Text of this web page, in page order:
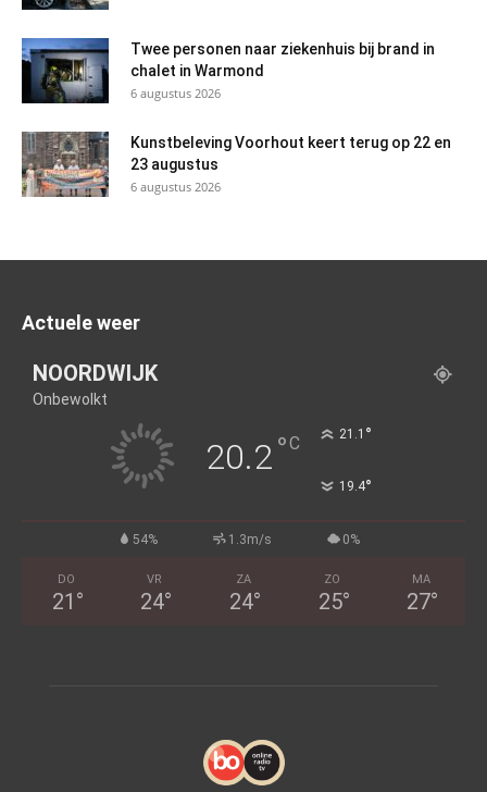
Twee personen naar ziekenhuis bij brand in
chalet in Warmond
6 augustus 2026
Kunstbeleving Voorhout keert terug op 22 en
23 augustus
6 augustus 2026
Actuele weer
NOORDWIJK
Onbewolkt
20.2°C 21.1 °
19.4°
54% 1.3m/s 0%
DO
21 °
VR
24°
ZA
24°
ZO
25°
MA
27°